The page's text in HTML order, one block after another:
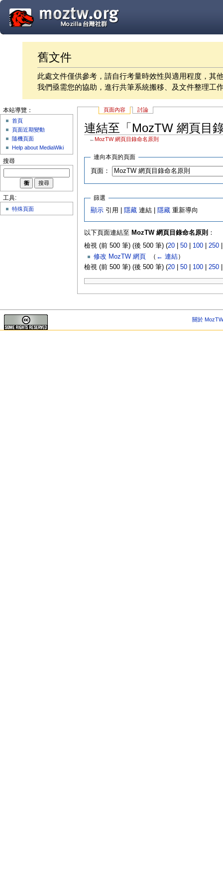
舊文件
此處文件僅供參考，請自行考量時效性與適用程度，其
我們亟需您的協助，進行共筆系統搬移、及文件整理工
頁面內容 討論
連結至「MozTW 網頁目
← MozTW 網頁目錄命名原則
連向本頁的頁面
頁面：
篩選
顯示 引用 | 隱藏 連結 | 隱藏 重新導向
以下頁面連結至 MozTW 網頁目錄命名原則 ：
檢視 (前 500 筆) (後 500 筆) (20| 50| 100| 250
修改 MozTW 網頁
（ ← 連結）
檢視 (前 500 筆) (後 500 筆) (20| 50| 100| 250
本站導覽：
首頁
頁面近期變動
隨機頁面
Help about MediaWiki
搜尋
工具:
特殊頁面
關於